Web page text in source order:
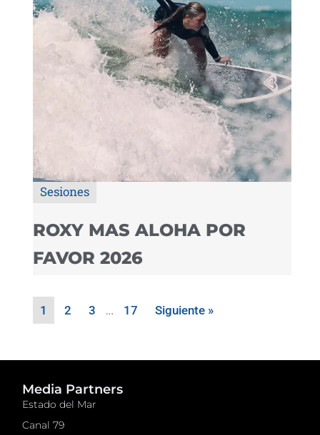
Sesiones
ROXY MAS ALOHA POR
FAVOR 2026
1 2 3 … 17 Siguiente »
Media Partners
Estado del Mar
Canal 79